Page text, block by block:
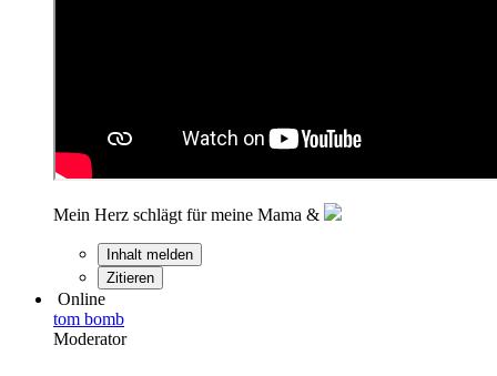
Mein Herz schlägt für meine Mama &
Inhalt melden
Zitieren
Online
tom bomb
Moderator